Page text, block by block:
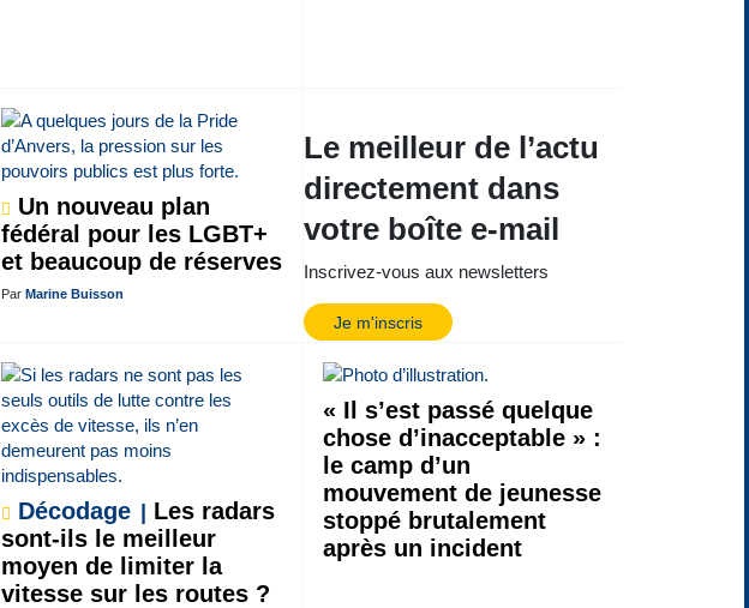
Un nouveau plan
fédéral pour les LGBT+
et beaucoup de réserves
ParMarine Buisson
Le meilleur de l’actu
directement dans
votre boîte e-mail
Inscrivez-vous aux newsletters
Je m'inscris
Décodage
Les radars
sont-ils le meilleur
moyen de limiter la
vitesse sur les routes ?
« Il s’est passé quelque
chose d’inacceptable » :
le camp d’un
mouvement de jeunesse
stoppé brutalement
après un incident